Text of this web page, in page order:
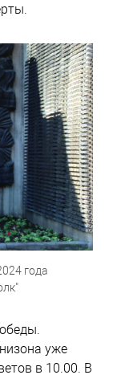
года
уже
в 10.00. В